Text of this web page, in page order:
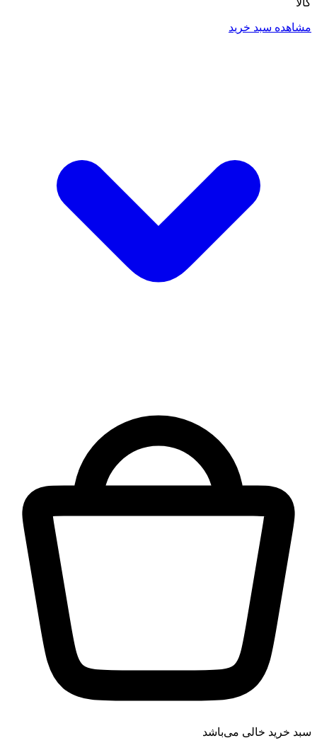
کالا
مشاهده سبد خرید
سبد خرید خالی می‌باشد